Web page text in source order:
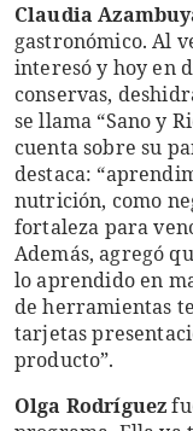
Claudia
gastronómico. Al
interesó y hoy en
conservas,
se llama “Sano y
cuenta sobre su
destaca:
nutrición, como
fortaleza para
Además, agregó
lo aprendido en
de herramientas
tarjetas
producto”.
Olga Rodríguez